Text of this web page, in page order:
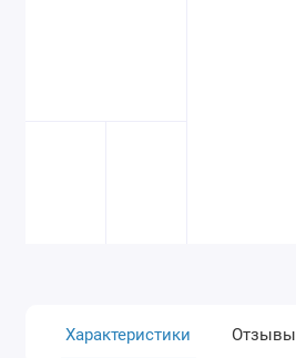
Характеристики Отзывы